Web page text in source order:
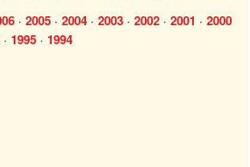
· 2005 · 2004 · 2003 · 2002 · 2001 · 2000
· 1995 · 1994